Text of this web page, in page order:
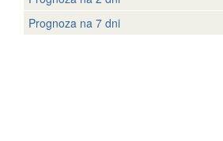
Prognoza na 7 dni